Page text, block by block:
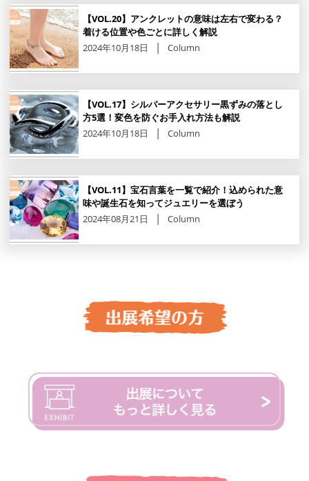
【VOL.20】アンクレットの意味は左右で変わる？
着ける位置や色ごとに詳しく解説
2024年10月18日
Column
【VOL.17】シルバーアクセサリー黒ずみの落とし
方5選！変色を防ぐお手入れ方法も解説
2024年10月18日
Column
【VOL.11】宝石言葉を一覧で紹介！込められた意
味や誕生石を知ってジュエリーを選ぼう
2024年08月21日
Column